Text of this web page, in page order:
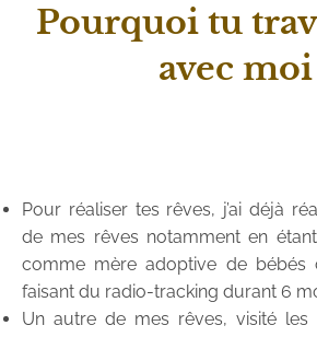
Pourquoi tu
avec moi
Pour réaliser tes rêves, j’ai déjà
de mes rêves notamment en
comme mère adoptive de bébés
faisant du radio-tracking durant 6
Un autre de mes rêves, visité les